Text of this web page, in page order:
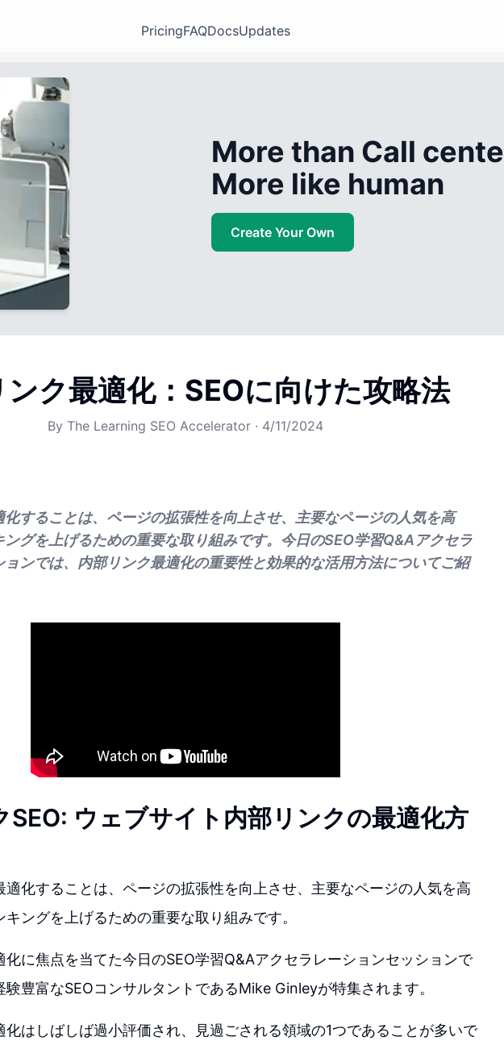
PricingFAQDocsUpdates
More than Call
More like human
Create Your Own
ンク最適化：SEOに向けた攻略法
By The Learning SEO Accelerator · 4/11/2024
化することは、ページの拡張性を向上させ、主要なページの人気を高
グを上げるための重要な取り組みです。今日のSEO学習Q&Aアクセラ
ョンでは、内部リンク最適化の重要性と効果的な活用方法についてご紹
SEO: ウェブサイト内部リンクの最適化方
適化することは、ページの拡張性を向上させ、主要なページの人気を高
ングを上げるための重要な取り組みです。
化に焦点を当てた今日のSEO学習Q&Aアクセラレーションセッションで
験豊富なSEOコンサルタントであるMike Ginleyが特集されます。
化はしばしば過小評価され、見過ごされる領域の1つであることが多いで